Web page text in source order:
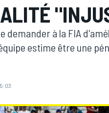
demander à la FIA
estime être une